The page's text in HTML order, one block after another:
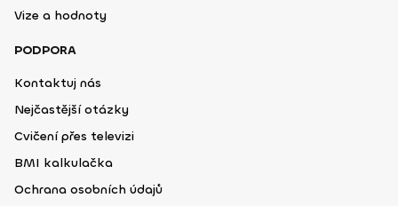
Vize a hodnoty
PODPORA
Kontaktuj nás
Nejčastější otázky
Cvičení přes televizi
BMI kalkulačka
Ochrana osobních údajů